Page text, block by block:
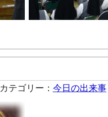
カテゴリー： 今日の出来事